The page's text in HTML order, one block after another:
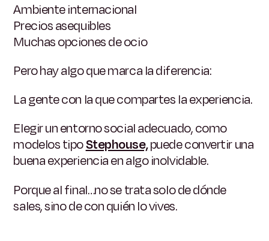
Ambiente internacional
Precios asequibles
Muchas opciones de ocio
Pero hay algo que marca la diferencia:
La gente con la que compartes la experiencia.
Elegir un entorno social adecuado, como
modelos tipoStephouse,puede convertir una
buena experiencia en algo inolvidable.
Porque al final…no se trata solo de dónde
sales, sino de con quién lo vives.